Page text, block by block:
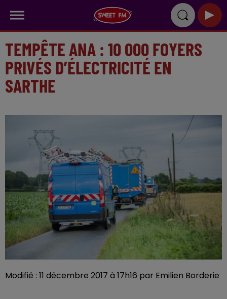
TEMPÊTE ANA : 10 000 FOYERS
PRIVÉS D’ÉLECTRICITÉ EN
SARTHE
Modifié : 11 décembre 2017 à 17h16 par Emilien Borderie